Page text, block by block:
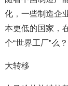
化，一些制造企
本更低的国家，
个“世界工厂”么？
大转移